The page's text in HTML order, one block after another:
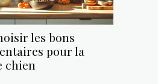
les bons
pour la
chien